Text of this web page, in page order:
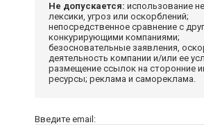
Не допускается: использование
лексики, угроз или оскорблений;
непосредственное сравнение с
конкурирующими компаниями;
безосновательные заявления,
деятельность компании и/или ее
размещение ссылок на сторонние
ресурсы; реклама и самореклама.
Введите email: